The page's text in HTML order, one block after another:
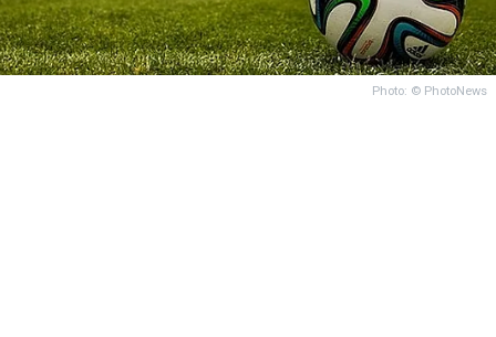
Photo: © PhotoNews